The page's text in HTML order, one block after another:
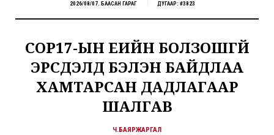
2026/08/07. БААСАН ГАРАГ ДУГААР: #3823
COP17-ЫН ҮЕИЙН БОЛЗОШГҮЙ
ЭРСДЭЛД БЭЛЭН БАЙДЛАА
ХАМТАРСАН ДАДЛАГААР
ШАЛГАВ
Ч.БАЯРЖАРГАЛ